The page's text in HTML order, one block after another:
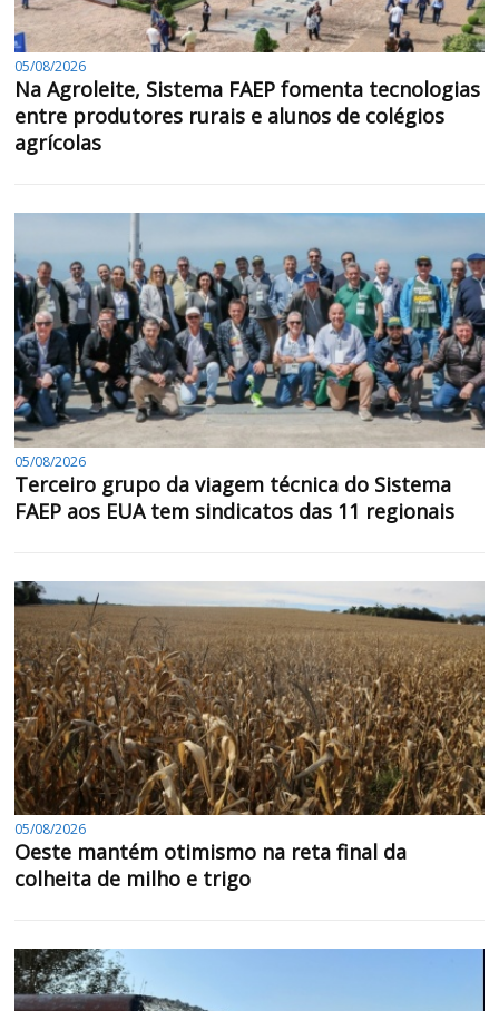
05/08/2026
Na Agroleite, Sistema FAEP fomenta tecnologias
entre produtores rurais e alunos de colégios
agrícolas
05/08/2026
Terceiro grupo da viagem técnica do Sistema
FAEP aos EUA tem sindicatos das 11 regionais
05/08/2026
Oeste mantém otimismo na reta final da
colheita de milho e trigo